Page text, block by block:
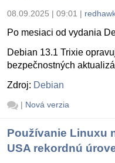
08.09.2025 | 09:01 |
Po mesiaci od vydania
Debian 13.1 Trixie
bezpečnostných
Zdroj: Debian
| Nová verzia
Používanie Linuxu
USA rekordnú